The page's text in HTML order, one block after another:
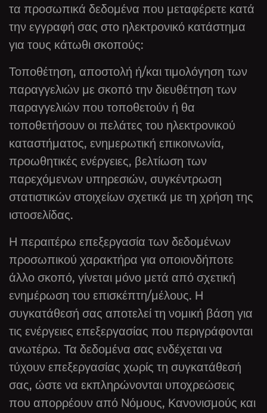
τα προσωπικά δεδομένα που μεταφέρετε κατά
την εγγραφή σας στο ηλεκτρονικό κατάστημα
για τους κάτωθι σκοπούς:
Τοποθέτηση, αποστολή ή/και τιμολόγηση των
παραγγελιών με σκοπό την διευθέτηση των
παραγγελιών που τοποθετούν ή θα
τοποθετήσουν οι πελάτες του ηλεκτρονικού
καταστήματος, ενημερωτική επικοινωνία,
προωθητικές ενέργειες, βελτίωση των
παρεχόμενων υπηρεσιών, συγκέντρωση
στατιστικών στοιχείων σχετικά με τη χρήση της
ιστοσελίδας.
Η περαιτέρω επεξεργασία των δεδομένων
προσωπικού χαρακτήρα για οποιονδήποτε
άλλο σκοπό, γίνεται μόνο μετά από σχετική
ενημέρωση του επισκέπτη/μέλους. Η
συγκατάθεσή σας αποτελεί τη νομική βάση για
τις ενέργειες επεξεργασίας που περιγράφονται
ανωτέρω. Τα δεδομένα σας ενδέχεται να
τύχουν επεξεργασίας χωρίς τη συγκατάθεσή
σας, ώστε να εκπληρώνονται υποχρεώσεις
που απορρέουν από Νόμους, Κανονισμούς και